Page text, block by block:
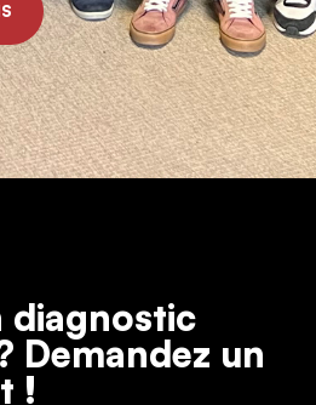
diagnostic
Demandez un
!